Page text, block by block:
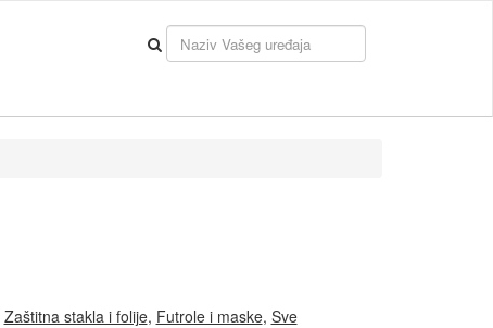
Zaštitna stakla i folije, Futrole i maske, Sve